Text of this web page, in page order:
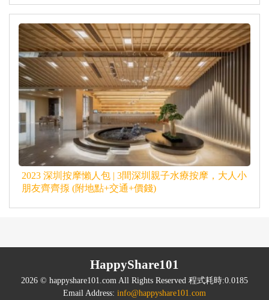
2023 深圳按摩懶人包 | 3間深圳親子水療按摩，大人小
朋友齊齊揼 (附地點+交通+價錢)
HappyShare101
2026 © happyshare101.com All Rights Reserved 程式耗時:0.0185
Email Address: info@happyshare101.com